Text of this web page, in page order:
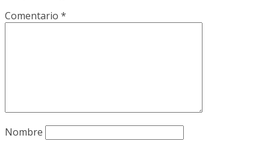
Comentario *
Nombre